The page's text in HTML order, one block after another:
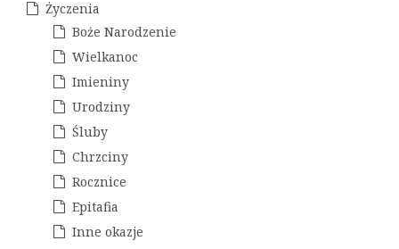
Życzenia
Boże Narodzenie
Wielkanoc
Imieniny
Urodziny
Śluby
Chrzciny
Rocznice
Epitafia
Inne okazje